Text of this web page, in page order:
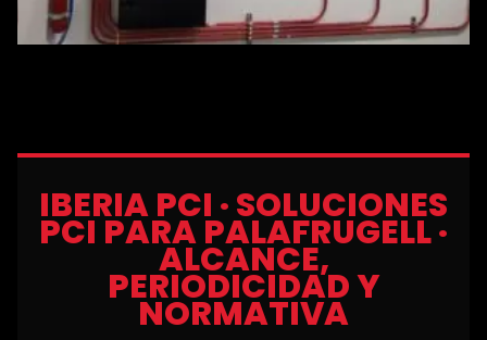
IBERIA PCI · SOLUCIONES
PCI PARA PALAFRUGELL ·
ALCANCE,
PERIODICIDAD Y
NORMATIVA